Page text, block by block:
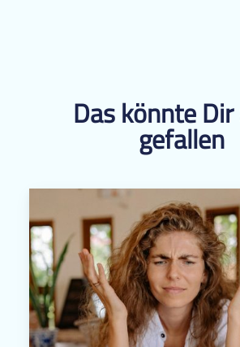
Das könnte
gefallen